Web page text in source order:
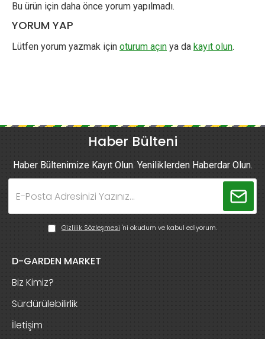
Bu ürün için daha önce yorum yapılmadı.
YORUM YAP
Lütfen yorum yazmak için oturum açın ya da kayıt olun.
Haber Bülteni
Haber Bültenimize Kayıt Olun. Yeniliklerden Haberdar Olun.
Gizlilik Sözleşmesi 'ni okudum ve kabul ediyorum.
D-GARDEN MARKET
Biz Kimiz?
Sürdürülebilirlik
İletişim